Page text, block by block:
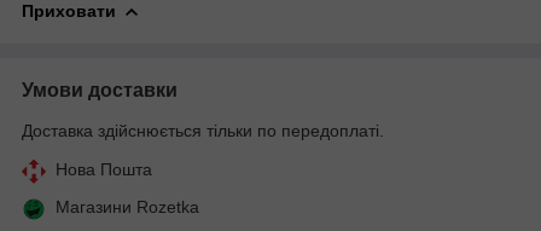
Приховати
Умови доставки
Доставка здійснюється тільки по передоплаті.
Нова Пошта
Магазини Rozetka